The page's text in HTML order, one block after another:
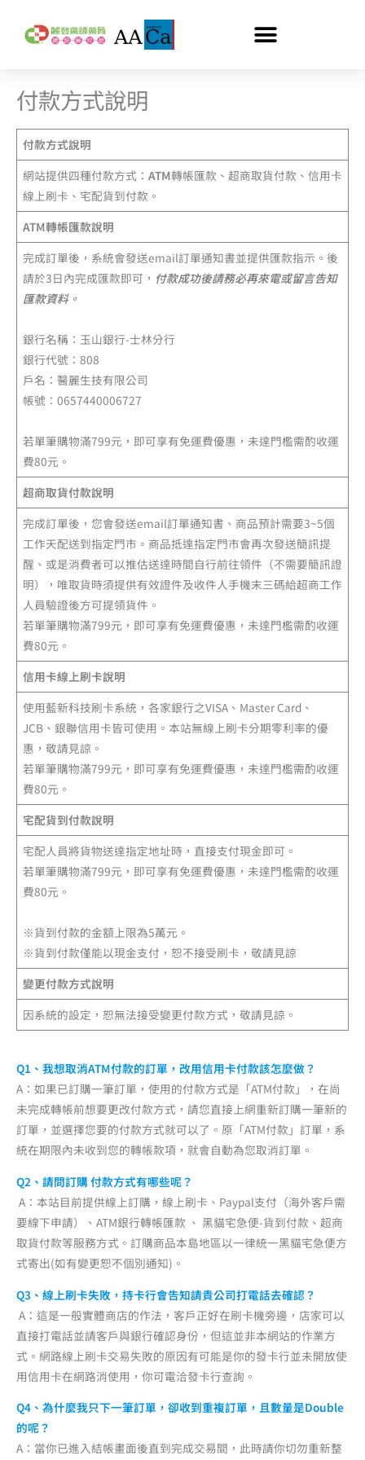
付款方式說明
付款方式說明
網站提供四種付款方式： ATM轉帳匯款、超商取貨付款、信用卡
線上刷卡、宅配貨到付款。
ATM轉帳匯款說明
完成訂單後，系統會發送email訂單通知書並提供匯款指示。後
請於3日內完成匯款即可， 付款成功後請務必再來電或留言告知
匯款資料。
銀行名稱：玉山銀行-士林分行
銀行代號：808
戶名：醫麗生技有限公司
帳號：0657440006727
若單筆購物滿799元，即可享有免運費優惠，未達門檻需酌收運
費80元。
超商取貨付款說明
完成訂單後，您會發送email訂單通知書、商品預計需要3~5個
工作天配送到指定門市。商品抵達指定門市會再次發送簡訊提
醒、或是消費者可以推估送達時間自行前往領件（不需要簡訊證
明），唯取貨時須提供有效證件及收件人手機末三碼給超商工作
人員驗證後方可提領貨件。
若單筆購物滿799元，即可享有免運費優惠，未達門檻需酌收運
費80元。
信用卡線上刷卡說明
使用藍新科技刷卡系統，各家銀行之VISA、Master Card、
JCB、銀聯信用卡皆可使用。本站無線上刷卡分期零利率的優
惠，敬請見諒。
若單筆購物滿799元，即可享有免運費優惠，未達門檻需酌收運
費80元。
宅配貨到付款說明
宅配人員將貨物送達指定地址時，直接支付現金即可。
若單筆購物滿799元，即可享有免運費優惠，未達門檻需酌收運
費80元。
※貨到付款的金額上限為5萬元。
※貨到付款僅能以現金支付，恕不接受刷卡，敬請見諒
變更付款方式說明
因系統的設定，恕無法接受變更付款方式，敬請見諒。
Q1、我想取消ATM付款的訂單，改用信用卡付款該怎麼做？
A：如果已訂購一筆訂單，使用的付款方式是「ATM付款」，在尚
未完成轉帳前想要更改付款方式，請您直接上網重新訂購一筆新的
訂單，並選擇您要的付款方式就可以了。原「ATM付款」訂單，系
統在期限內未收到您的轉帳款項，就會自動為您取消訂單。
Q2、請問訂購 付款方式有哪些呢？
A：本站目前提供線上訂購，線上刷卡、Paypal支付（海外客戶需
要線下申請）、ATM銀行轉帳匯款 、 黑貓宅急便-貨到付款、超商
取貨付款等服務方式。訂購商品本島地區以一律統一黑貓宅急便方
式寄出(如有變更恕不個別通知)。
Q3、線上刷卡失敗，持卡行會告知請貴公司打電話去確認？
A：這是一般實體商店的作法，客戶正好在刷卡機旁邊，店家可以
直接打電話並請客戶與銀行確認身份，但這並非本網站的作業方
式。網路線上刷卡交易失敗的原因有可能是你的發卡行並未開放使
用信用卡在網路消使用，你可電洽發卡行查詢。
Q4、為什麼我只下一筆訂單，卻收到重複訂單，且數量是Double
的呢？
A：當你已進入結帳畫面後直到完成交易間，此時請你切勿重新整